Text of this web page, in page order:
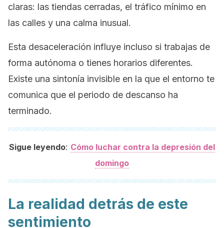
claras: las tiendas cerradas, el tráfico mínimo en
las calles y una calma inusual.
Esta desaceleración influye incluso si trabajas de
forma autónoma o tienes horarios diferentes.
Existe una sintonía invisible en la que el entorno te
comunica que el periodo de descanso ha
terminado.
Sigue leyendo: Cómo luchar contra la depresión del
domingo
La realidad detrás de este
sentimiento